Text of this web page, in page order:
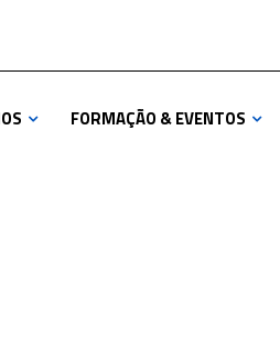
FORMAÇÃO & EVENTOS